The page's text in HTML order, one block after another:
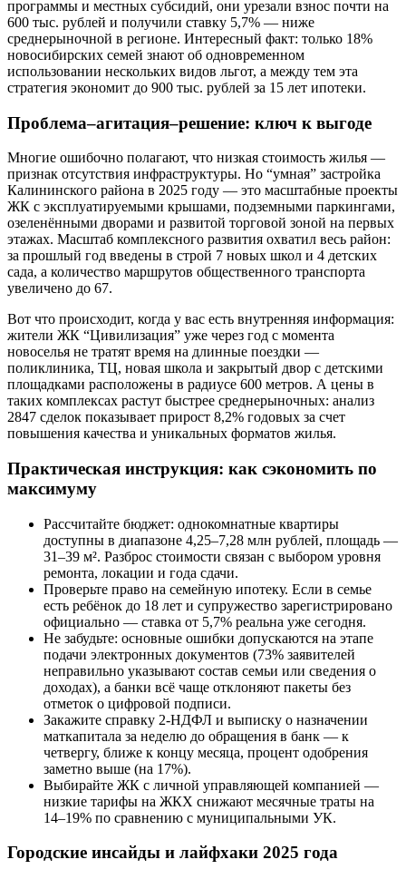
программы и местных субсидий, они урезали взнос почти на
600 тыс. рублей и получили ставку 5,7% — ниже
среднерыночной в регионе. Интересный факт: только 18%
новосибирских семей знают об одновременном
использовании нескольких видов льгот, а между тем эта
стратегия экономит до 900 тыс. рублей за 15 лет ипотеки.
Проблема–агитация–решение: ключ к выгоде
Многие ошибочно полагают, что низкая стоимость жилья —
признак отсутствия инфраструктуры. Но “умная” застройка
Калининского района в 2025 году — это масштабные проекты
ЖК с эксплуатируемыми крышами, подземными паркингами,
озеленёнными дворами и развитой торговой зоной на первых
этажах. Масштаб комплексного развития охватил весь район:
за прошлый год введены в строй 7 новых школ и 4 детских
сада, а количество маршрутов общественного транспорта
увеличено до 67.
Вот что происходит, когда у вас есть внутренняя информация:
жители ЖК “Цивилизация” уже через год с момента
новоселья не тратят время на длинные поездки —
поликлиника, ТЦ, новая школа и закрытый двор с детскими
площадками расположены в радиусе 600 метров. А цены в
таких комплексах растут быстрее среднерыночных: анализ
2847 сделок показывает прирост 8,2% годовых за счет
повышения качества и уникальных форматов жилья.
Практическая инструкция: как сэкономить по
максимуму
Рассчитайте бюджет: однокомнатные квартиры
доступны в диапазоне 4,25–7,28 млн рублей, площадь —
31–39 м². Разброс стоимости связан с выбором уровня
ремонта, локации и года сдачи.
Проверьте право на семейную ипотеку. Если в семье
есть ребёнок до 18 лет и супружество зарегистрировано
официально — ставка от 5,7% реальна уже сегодня.
Не забудьте: основные ошибки допускаются на этапе
подачи электронных документов (73% заявителей
неправильно указывают состав семьи или сведения о
доходах), а банки всё чаще отклоняют пакеты без
отметок о цифровой подписи.
Закажите справку 2-НДФЛ и выписку о назначении
маткапитала за неделю до обращения в банк — к
четвергу, ближе к концу месяца, процент одобрения
заметно выше (на 17%).
Выбирайте ЖК с личной управляющей компанией —
низкие тарифы на ЖКХ снижают месячные траты на
14–19% по сравнению с муниципальными УК.
Городские инсайды и лайфхаки 2025 года